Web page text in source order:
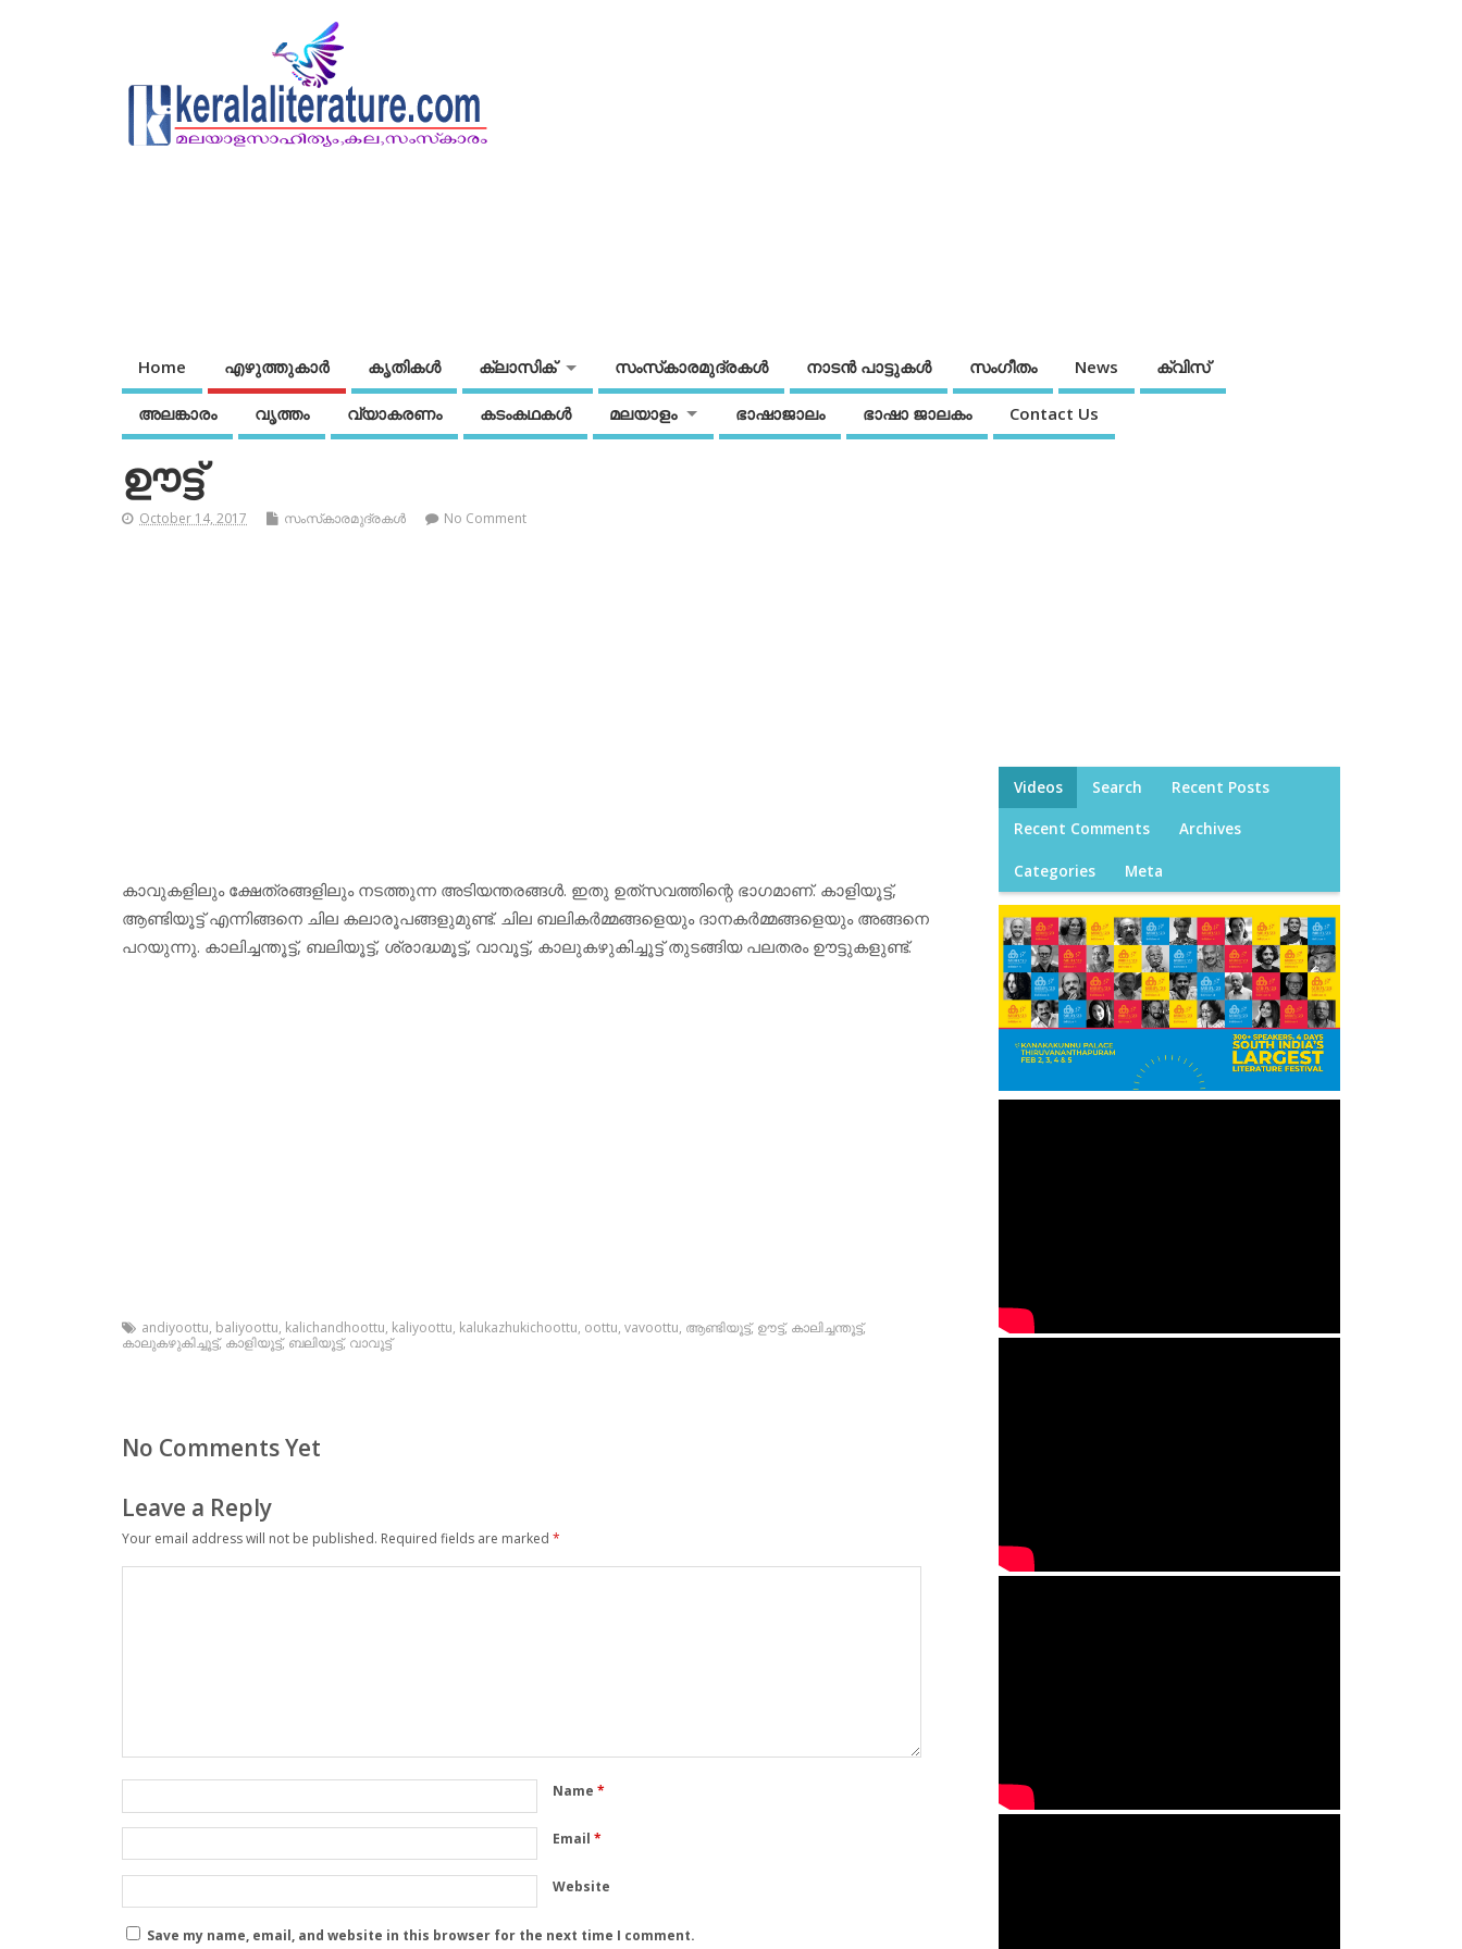
Home എഴുത്തുകാര്‍ കൃതികൾ ക്ലാസിക് സംസ്‌കാരമുദ്രകള്‍ നാടന്‍ പാട്ടുകള്‍ സംഗീതം News ക്വിസ്
അലങ്കാരം വൃത്തം വ്യാകരണം കടംകഥകള്‍ മലയാളം ഭാഷാജാലം ഭാഷാ ജാലകം Contact Us
ഊട്ട്‌
October 14, 2017 സംസ്‌കാരമുദ്രകള്‍ No Comment
കാവുകളിലും ക്ഷേത്രങ്ങളിലും നടത്തുന്ന അടിയന്തരങ്ങള്‍. ഇതു ഉത്‌സവത്തിന്റെ ഭാഗമാണ്. കാളിയൂട്ട്,
ആണ്ടിയൂട്ട് എന്നിങ്ങനെ ചില കലാരൂപങ്ങളുമുണ്ട്. ചില ബലികര്‍മ്മങ്ങളെയും ദാനകര്‍മ്മങ്ങളെയും അങ്ങനെ
പറയുന്നു. കാലിച്ചന്തൂട്ട്, ബലിയൂട്ട്, ശ്രാദ്ധമൂട്ട്, വാവൂട്ട്, കാലുകഴുകിച്ചൂട്ട് തുടങ്ങിയ പലതരം ഊട്ടുകളുണ്ട്.
andiyoottu, baliyoottu, kalichandhoottu, kaliyoottu, kalukazhukichoottu, oottu, vavoottu, ആണ്ടിയൂട്ട്‌, ഊട്ട്, കാലിച്ചന്തൂട്ട്,
കാലുകഴുകിച്ചൂട്ട്, കാളിയൂട്ട്, ബലിയൂട്ട്, വാവൂട്ട്
No Comments Yet
Leave a Reply
Your email address will not be published. Required fields are marked *
Name *
Email *
Website
Save my name, email, and website in this browser for the next time I comment.
Videos Search Recent Posts
Recent Comments Archives
Categories Meta